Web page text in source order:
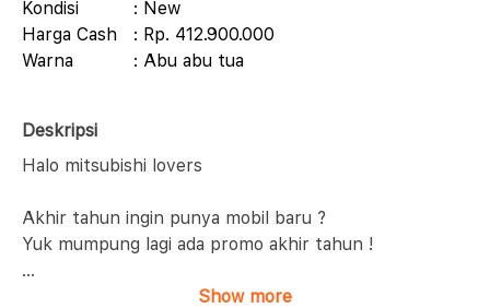
Kondisi
: New
Harga Cash
: Rp. 412.900.000
Warna
: Abu abu tua
Deskripsi
Halo mitsubishi lovers
Akhir tahun ingin punya mobil baru ?
Yuk mumpung lagi ada promo akhir tahun !
...
Show more